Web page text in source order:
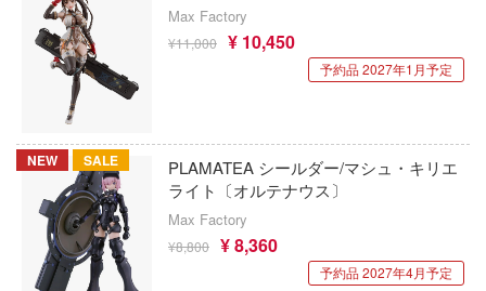
Max Factory
¥11,000 ¥ 10,450
予約品 2027年1月予定
NEW SALE
PLAMATEA シールダー/マシュ・キリエ
ライト〔オルテナウス〕
Max Factory
¥8,800 ¥ 8,360
予約品 2027年4月予定
陰の実力者になりたくて!
かげきしょうじょ!!
彼女、お借りします
かぐや様は告らせたい？～天才たちの恋
～
家庭教師ヒットマンREBORN!
i8TOYS
アメリカレベル(ハセガワ)
鋼鉄浪漫製造所(IRON ROMANCE
アイリス(ビーバーコーポレーション)
アベール(バウマン)
ABILU Design
ガッチャマン
ャプターさくら
ンドクライ
ンレディ
クラウン
記モスピーダ
公式アカウント
カウント
公式アカウント